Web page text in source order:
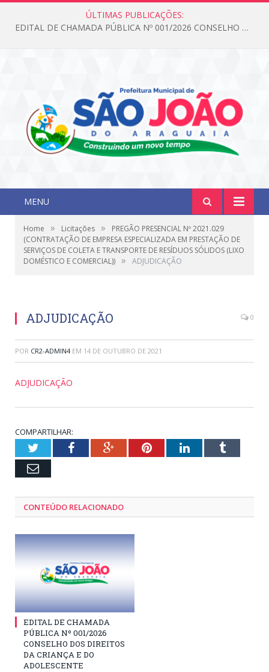
ÚLTIMAS PUBLICAÇÕES:
EDITAL DE CHAMADA PÚBLICA Nº 001/2026 CONSELHO DOS DIREITOS DA CRIANÇA E DO ADOLESCENTE
MENU
Home » Licitações »
PREGÃO PRESENCIAL Nº 2021.029
(CONTRATAÇÃO DE EMPRESA ESPECIALIZADA EM PRESTAÇÃO DE
SERVIÇOS DE COLETA E TRANSPORTE DE RESÍDUOS SÓLIDOS (LIXO
DOMÉSTICO E COMERCIAL)) » ADJUDICAÇÃO
ADJUDICAÇÃO 0
POR CR2-ADMIN4 EM 14 DE OUTUBRO DE 2021
ADJUDICAÇÃO
COMPARTILHAR:
TwitterFacebookGoogle+PinterestLinkedInTumblr
Email
CONTEÚDO RELACIONADO
EDITAL DE CHAMADA
PÚBLICA Nº 001/2026
CONSELHO DOS DIREITOS
DA CRIANÇA E DO
ADOLESCENTE